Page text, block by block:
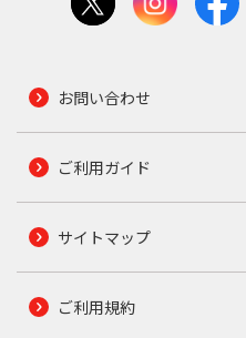
お問い合わせ
ご利用ガイド
サイトマップ
ご利用規約